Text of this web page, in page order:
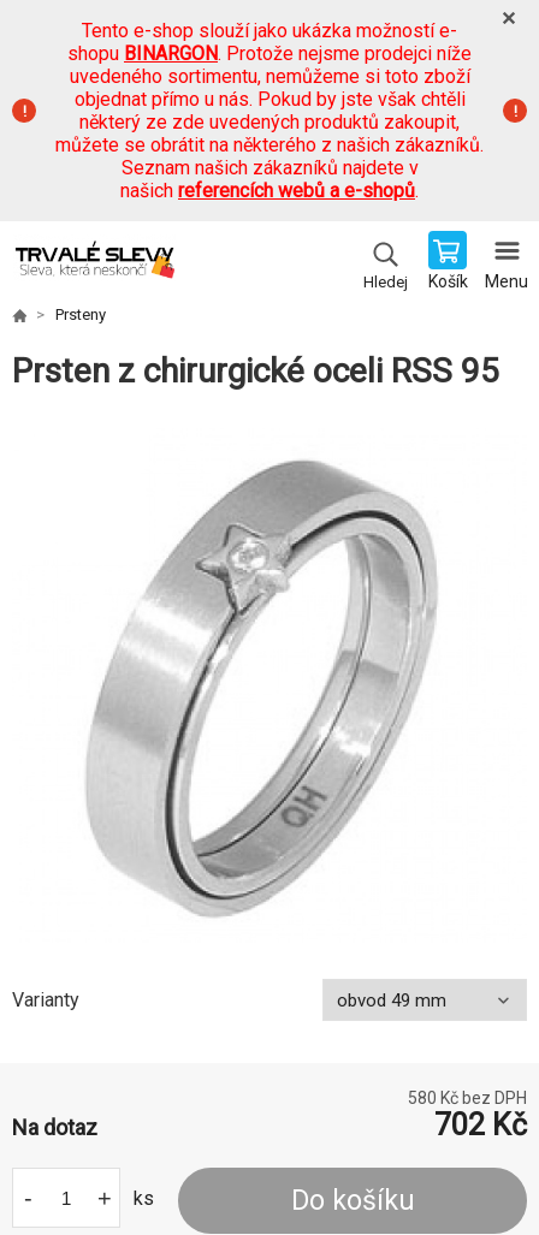
Tento e-shop slouží jako ukázka možností e-
shopu BINARGON. Protože nejsme prodejci níže
uvedeného sortimentu, nemůžeme si toto zboží
objednat přímo u nás. Pokud by jste však chtěli
některý ze zde uvedených produktů zakoupit,
můžete se obrátit na některého z našich zákazníků.
Seznam našich zákazníků najdete v
našich referencích webů a e-shopů.
Hledej Košík Menu
Prsteny
Prsten z chirurgické oceli RSS 95
Varianty
580 Kč bez DPH
Na dotaz 702 Kč
- + ks Do košíku